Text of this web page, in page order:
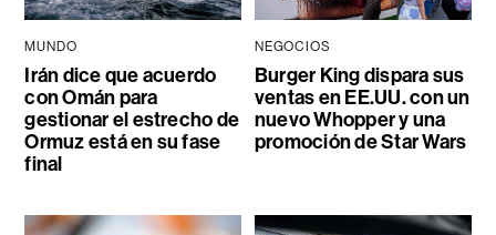
MUNDO
Irán dice que acuerdo
con Omán para
gestionar el estrecho de
Ormuz está en su fase
final
NEGOCIOS
Burger King dispara sus
ventas en EE.UU. con un
nuevo Whopper y una
promoción de Star Wars